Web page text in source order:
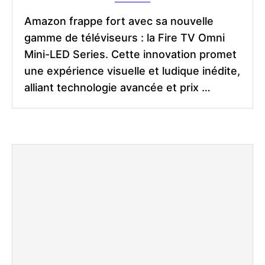
Amazon frappe fort avec sa nouvelle
gamme de téléviseurs : la Fire TV Omni
Mini-LED Series. Cette innovation promet
une expérience visuelle et ludique inédite,
alliant technologie avancée et prix …